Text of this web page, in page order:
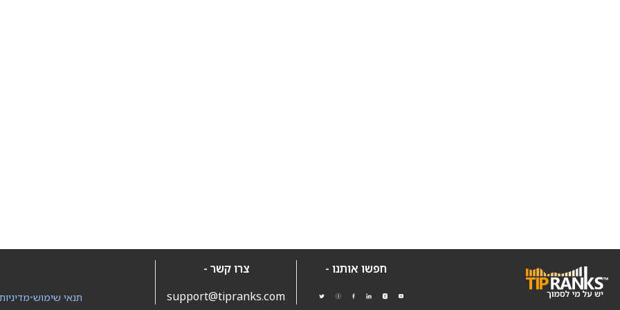
חפשו אותנו -
צרו קשר -
support@tipranks.com
•תנאי שימוש